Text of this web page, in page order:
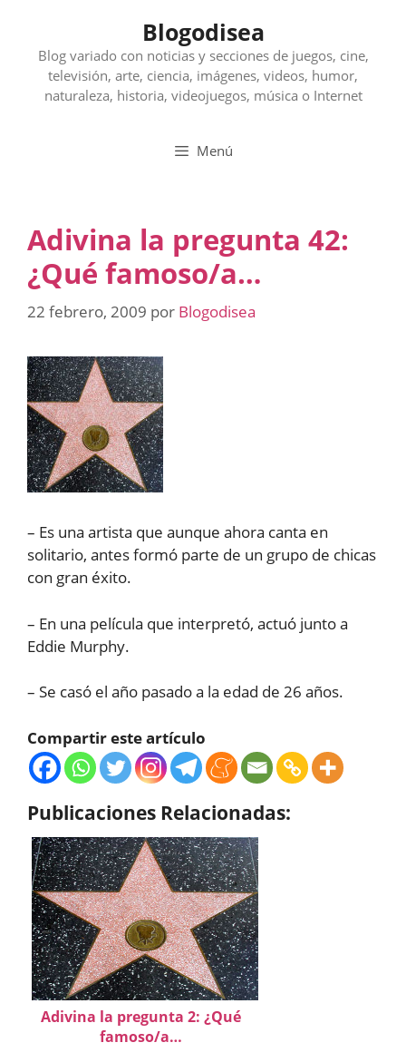
contenido
Blogodisea
Blog variado con noticias y secciones de juegos, cine,
televisión, arte, ciencia, imágenes, videos, humor,
naturaleza, historia, videojuegos, música o Internet
Menú
Adivina la pregunta 42:
¿Qué famoso/a…
22 febrero, 2009 por Blogodisea
– Es una artista que aunque ahora canta en
solitario, antes formó parte de un grupo de chicas
con gran éxito.
– En una película que interpretó, actuó junto a
Eddie Murphy.
– Se casó el año pasado a la edad de 26 años.
Compartir este artículo
Publicaciones Relacionadas:
Adivina la pregunta 2: ¿Qué
famoso/a…